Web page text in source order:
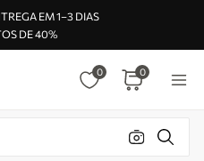
EM 1–3 DIAS
DE 40%
0 0